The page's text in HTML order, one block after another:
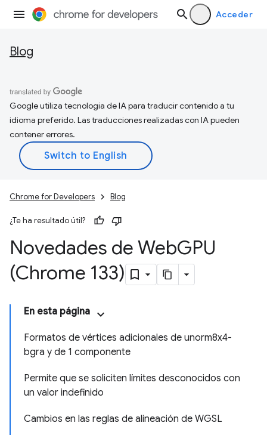
Acceder
Blog
Google utiliza tecnología de IA para traducir contenido a tu
idioma preferido. Las traducciones realizadas con IA pueden
contener errores.
Chrome for Developers Blog
¿Te ha resultado útil?
Novedades de WebGPU
(Chrome 133)
En esta página
Formatos de vértices adicionales de unorm8x4-
bgra y de 1 componente
Permite que se soliciten límites desconocidos con
un valor indefinido
Cambios en las reglas de alineación de WGSL